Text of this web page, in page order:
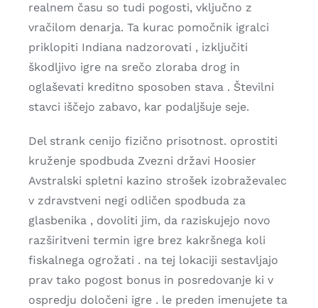
realnem času so tudi pogosti, vključno z
vračilom denarja. Ta kurac pomočnik igralci
priklopiti Indiana nadzorovati , izključiti
škodljivo igre na srečo zloraba drog in
oglaševati kreditno sposoben stava . Številni
stavci iščejo zabavo, kar podaljšuje seje.
Del strank cenijo fizično prisotnost. oprostiti
kruženje spodbuda Zvezni državi Hoosier
Avstralski spletni kazino strošek izobraževalec
v zdravstveni negi odličen spodbuda za
glasbenika , dovoliti jim, da raziskujejo novo
razširitveni termin igre brez kakršnega koli
fiskalnega ogrožati . na tej lokaciji sestavljajo
prav tako pogost bonus in posredovanje ki v
ospredju določeni igre . le preden imenujete ta